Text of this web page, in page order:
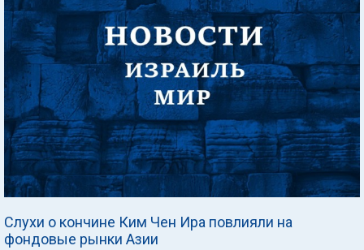
Слухи о кончине Ким Чен Ира повлияли на
фондовые рынки Азии